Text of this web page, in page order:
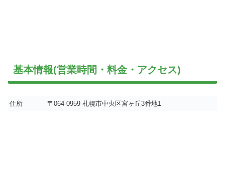
基本情報(営業時間・料金・アクセス)
住所 〒064-0959 札幌市中央区宮ヶ丘3番地1